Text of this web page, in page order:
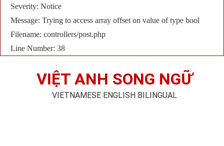
Severity: Notice
Message: Trying to access array offset on value of type bool
Filename: controllers/post.php
Line Number: 38
VIỆT ANH SONG NGỮ
VIETNAMESE ENGLISH BILINGUAL